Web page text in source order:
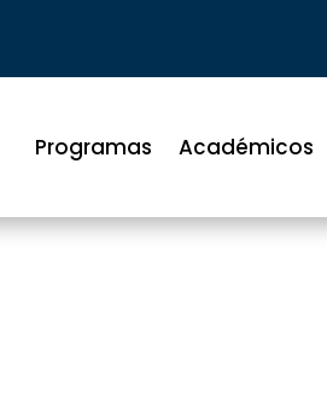
Programas Académicos